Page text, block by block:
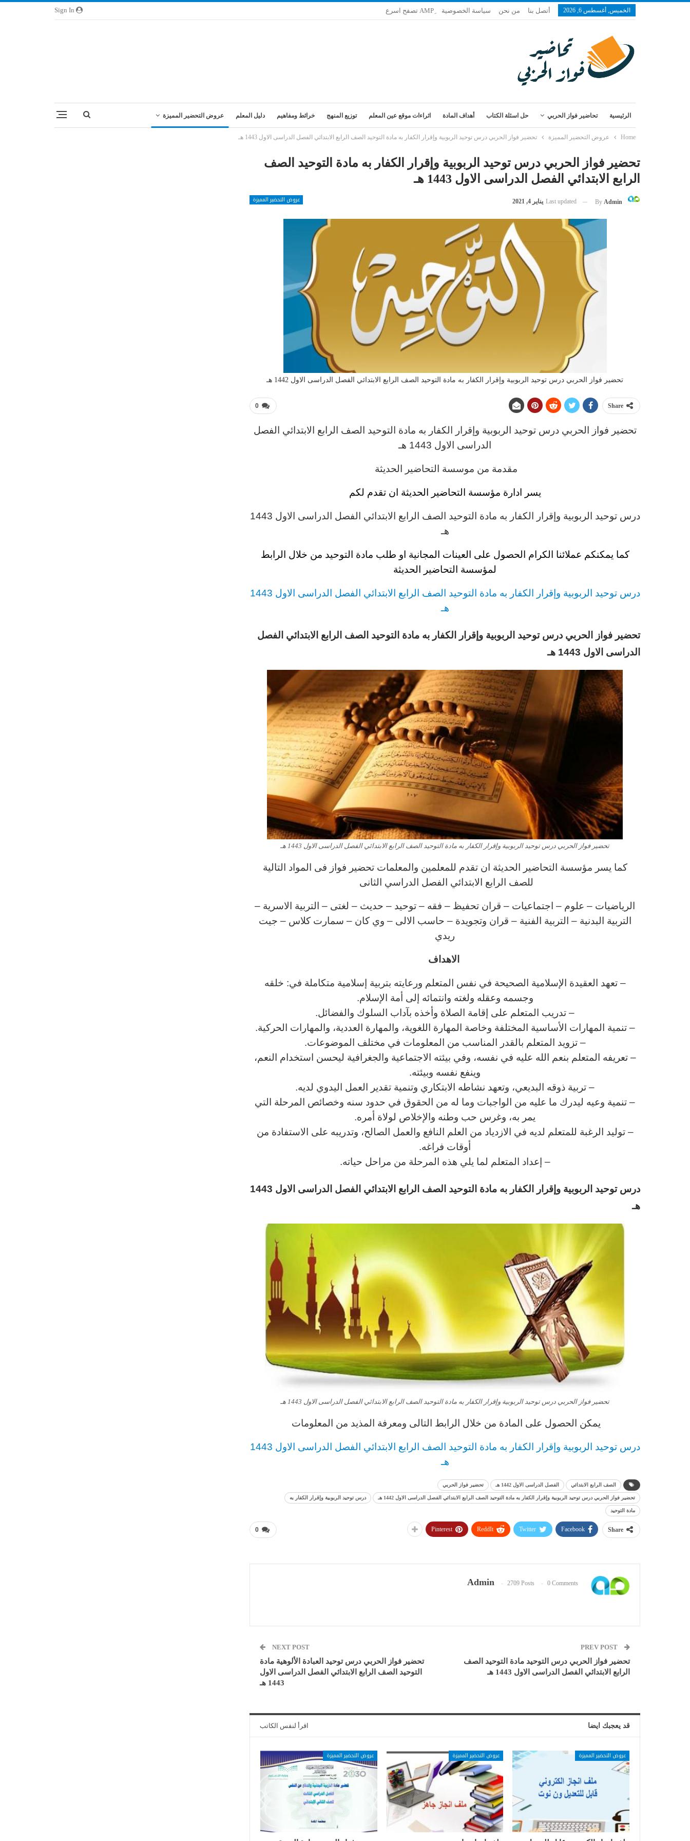
الخميس, أغسطس 6, 2026 أتصل بنا من نحن سياسة الخصوصية
الرئيسية تحاضير فواز الحربي حل اسئلة الكتاب أهداف المادة اثراءات موقع عين المعلم توزيع المنهج خرائط ومفاهيم دليل المعلم عروض التحضير المميزة
Home عروض التحضير المميزة تحضير فواز الحربي درس توحيد الربوبية وإقرار الكفار به مادة التوحيد الصف الرابع الابتدائي الفصل الدراسى الاول 1443 هـ
تحضير فواز الحربي درس توحيد الربوبية وإقرار الكفار به مادة التوحيد الصف
الرابع الابتدائي الفصل الدراسى الاول 1443 هـ
عروض التحضير المميزة By Admin
Last updated يناير 4, 2021
تحضير فواز الحربي درس توحيد الربوبية وإقرار الكفار به مادة التوحيد الصف الرابع الابتدائي الفصل الدراسى الاول 1442 هـ
0 Share
تحضير فواز الحربي درس توحيد الربوبية وإقرار الكفار به مادة التوحيد الصف الرابع الابتدائي الفصل
الدراسى الاول 1443 هـ
مقدمة من موسسة التحاضير الحديثة
يسر ادارة مؤسسة التحاضير الحديثة ان تقدم لكم
درس توحيد الربوبية وإقرار الكفار به مادة التوحيد الصف الرابع الابتدائي
الفصل الدراسى الاول 1443
هـ
كما يمكنكم عملائنا الكرام الحصول على العينات المجانية او طلب مادة التوحيد من خلال الرابط
لمؤسسة التحاضير الحديثة
درس توحيد الربوبية وإقرار الكفار به مادة التوحيد الصف الرابع الابتدائي
الفصل الدراسى الاول 1443
هـ
تحضير فواز الحربي درس توحيد الربوبية وإقرار الكفار به مادة التوحيد الصف الرابع الابتدائي الفصل
الدراسى الاول 1443 هـ
تحضير فواز الحربي درس توحيد الربوبية وإقرار الكفار به مادة التوحيد الصف الرابع الابتدائي الفصل الدراسى الاول 1443 هـ
كما يسر مؤسسة التحاضير الحديثة ان تقدم للمعلمين والمعلمات تحضير فواز فى المواد التالية
للصف الرابع الابتدائي الفصل الدراسي الثانى
الرياضيات – علوم – اجتماعيات – قران تحفيظ – فقه – توحيد – حديث – لغتى – التربية الاسرية –
التربية البدنية – التربية الفنية – قران وتجويدة – حاسب الالى – وي كان – سمارت كلاس – جيت
ريدي
الاهداف
– تعهد العقيدة الإسلامية الصحيحة في نفس المتعلم ورعايته بتربية إسلامية متكاملة في: خلقه
وجسمه وعقله ولغته وانتمائه إلى أمة الإسلام.
– تدريب المتعلم على إقامة الصلاة وأخذه بآداب السلوك والفضائل.
– تنمية المهارات الأساسية المختلفة وخاصة المهارة اللغوية، والمهارة العددية، والمهارات الحركية.
– تزويد المتعلم بالقدر المناسب من المعلومات في مختلف الموضوعات.
– تعريفه المتعلم بنعم الله عليه في نفسه، وفي بيئته الاجتماعية والجغرافية ليحسن استخدام النعم،
وينفع نفسه وبيئته.
– تربية ذوقه البديعي، وتعهد نشاطه الابتكاري وتنمية تقدير العمل اليدوي لديه.
– تنمية وعيه ليدرك ما عليه من الواجبات وما له من الحقوق في حدود سنه وخصائص المرحلة التي
يمر به، وغرس حب وطنه والإخلاص لولاة أمره.
– توليد الرغبة للمتعلم لديه في الازدياد من العلم النافع والعمل الصالح، وتدريبه على الاستفادة من
أوقات فراغه.
– إعداد المتعلم لما يلي هذه المرحلة من مراحل حياته.
درس توحيد الربوبية وإقرار الكفار به مادة التوحيد الصف الرابع الابتدائي
الفصل الدراسى الاول 1443
هـ
تحضير فواز الحربي درس توحيد الربوبية وإقرار الكفار به مادة التوحيد الصف الرابع الابتدائي الفصل الدراسى الاول 1443 هـ
يمكن الحصول على المادة من خلال الرابط التالى ومعرفة المذيد من المعلومات
درس توحيد الربوبية وإقرار الكفار به مادة التوحيد الصف الرابع الابتدائي
الفصل الدراسى الاول 1443
هـ
الصف الرابع الابتدائي الفصل الدراسى الاول 1442 هـ تحضير فواز الحربي
تحضير فواز الحربي درس توحيد الربوبية وإقرار الكفار به مادة التوحيد الصف الرابع الابتدائي الفصل الدراسى الاول 1442 هـ درس توحيد الربوبية وإقرار الكفار به
مادة التوحيد
0 Share
Facebook
Twitter
ReddIt
Pinterest
Admin 2709 Posts 0 Comments
تحضير فواز الحربي درس التوحيد مادة التوحيد الصف
الرابع الابتدائي الفصل الدراسى الاول 1443 هـ
NEXT POST
تحضير فواز الحربي درس توحيد العبادة الألوهية مادة
التوحيد الصف الرابع الابتدائي الفصل الدراسى الاول
1443 هـ
قد يعجبك ايضا اقرأ لنفس الكاتب
عروض التحضير المميزة عروض التحضير المميزة عروض التحضير المميزة